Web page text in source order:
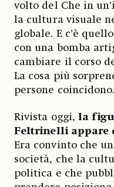
volto del Che in
la cultura visuale
globale. E c’è
con una bomba
cambiare il corso
La cosa più
persone coincidono.
Rivista oggi, la
Feltrinelli appare
Era convinto che
società, che la
politica e che